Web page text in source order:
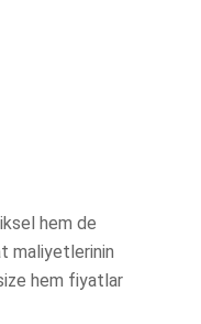
hem de
maliyetlerinin
hem fiyatlar